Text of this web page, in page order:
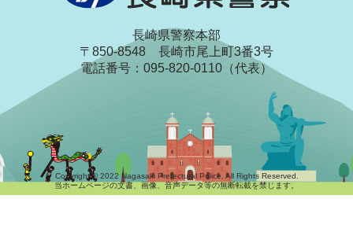
長崎県警察本部
〒850-8548 長崎市尾上町3番3号
電話番号：095-820-0110（代表）
Copyright © 2022 Nagasaki Prefectural Police, All Rights Reserved.
当ホームページの文書、画像、音声データ等の無断転載を禁じます。